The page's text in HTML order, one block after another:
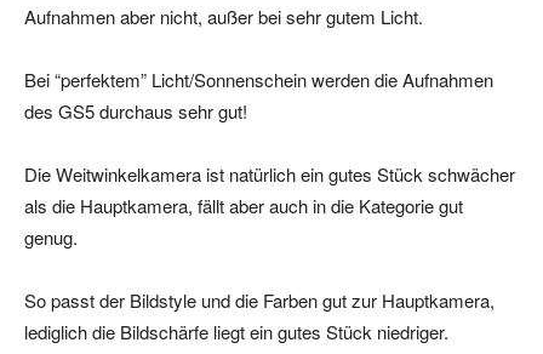
Aufnahmen aber nicht, außer bei sehr gutem Licht.
Bei “perfektem” Licht/Sonnenschein werden die Aufnahmen
des GS5 durchaus sehr gut!
Die Weitwinkelkamera ist natürlich ein gutes Stück schwächer
als die Hauptkamera, fällt aber auch in die Kategorie gut
genug.
So passt der Bildstyle und die Farben gut zur Hauptkamera,
lediglich die Bildschärfe liegt ein gutes Stück niedriger.